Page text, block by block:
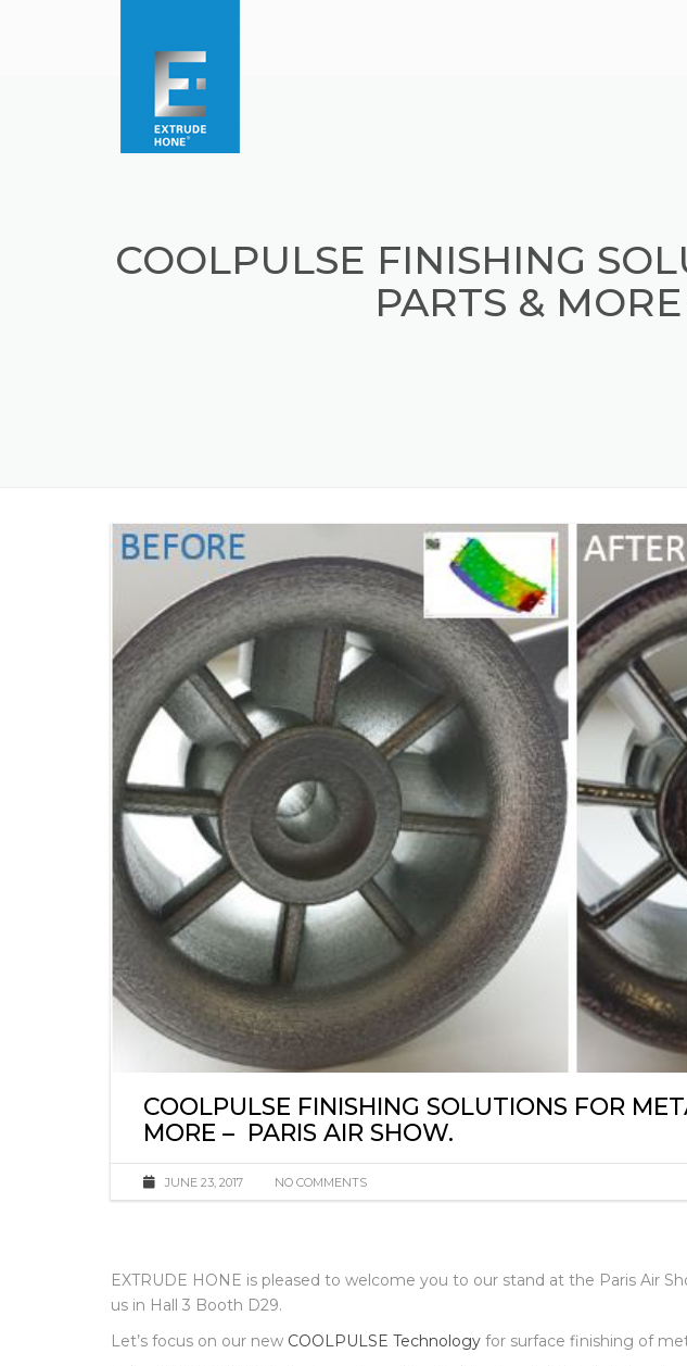
COOLPULSE FINISHING
PARTS &
COOLPULSE FINISHING SOLUTIONS FOR
MORE – PARIS AIR SHOW.
JUNE 23, 2017 NO COMMENTS
EXTRUDE HONE is pleased to welcome you to our stand at the Paris Air
us in Hall 3 Booth D29.
Let’s focus on our new COOLPULSE Technology for surface finishing of